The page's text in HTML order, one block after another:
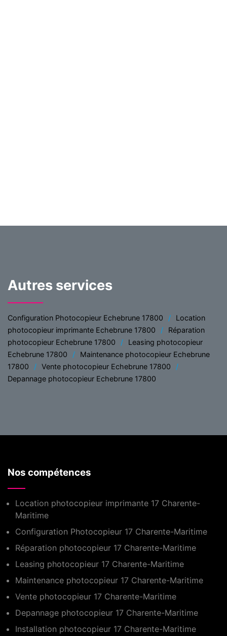
Autres services
Configuration Photocopieur Echebrune 17800
Location
photocopieur imprimante Echebrune 17800
Réparation
photocopieur Echebrune 17800
Leasing photocopieur
Echebrune 17800
Maintenance photocopieur Echebrune
17800
Vente photocopieur Echebrune 17800
Depannage photocopieur Echebrune 17800
Nos compétences
Location photocopieur imprimante 17 Charente-
Maritime
Configuration Photocopieur 17 Charente-Maritime
Réparation photocopieur 17 Charente-Maritime
Leasing photocopieur 17 Charente-Maritime
Maintenance photocopieur 17 Charente-Maritime
Vente photocopieur 17 Charente-Maritime
Depannage photocopieur 17 Charente-Maritime
Installation photocopieur 17 Charente-Maritime